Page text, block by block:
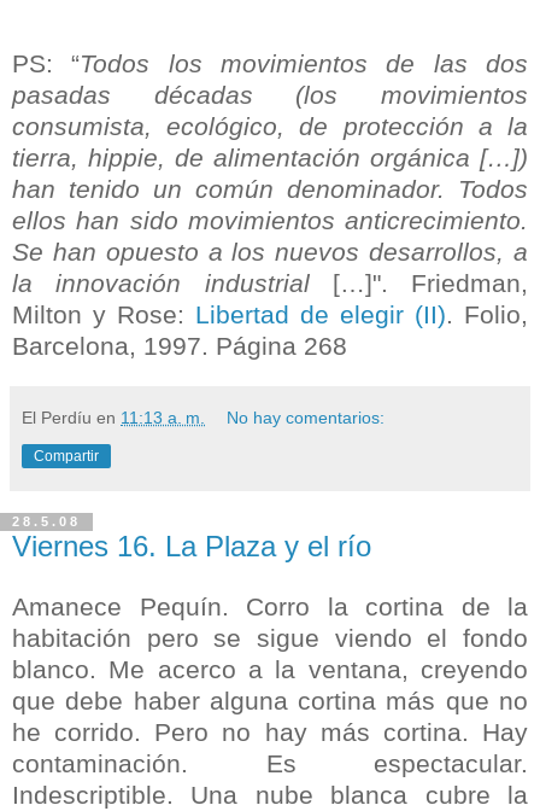
PS: “Todos los movimientos de las dos
pasadas décadas (los movimientos
consumista, ecológico, de protección a la
tierra, hippie, de alimentación orgánica […])
han tenido un común denominador. Todos
ellos han sido movimientos anticrecimiento.
Se han opuesto a los nuevos desarrollos, a
la innovación industrial[…]". Friedman,
Milton y Rose: Libertad de elegir (II) . Folio,
Barcelona, 1997. Página 268
El Perdíu en 11:13 a. m. No hay comentarios:
Compartir
28.5.08
Viernes 16. La Plaza y el río
Amanece Pequín. Corro la cortina de la
habitación pero se sigue viendo el fondo
blanco. Me acerco a la ventana, creyendo
que debe haber alguna cortina más que no
he corrido. Pero no hay más cortina. Hay
contaminación. Es espectacular.
Indescriptible. Una nube blanca cubre la